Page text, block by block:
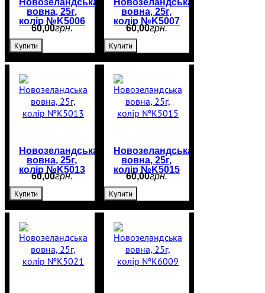
Новозеландська
вовна, 25г,
колір №K5006
60,00грн.
Купити
Новозеландська
вовна, 25г,
колір №K5007
60,00грн.
Купити
Новозеландська
вовна, 25г,
колір №K5013
60,00грн.
Купити
Новозеландська
вовна, 25г,
колір №K5015
60,00грн.
Купити